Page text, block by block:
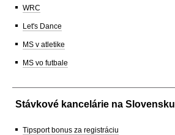
WRC
Let's Dance
MS v atletike
MS vo futbale
Stávkové kancelárie na Slovensku
Tipsport bonus za registráciu